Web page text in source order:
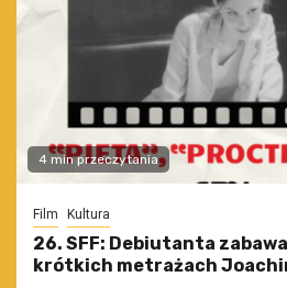
4 min przeczytania
Film Kultura
26. SFF: Debiutanta
krótkich metrażach